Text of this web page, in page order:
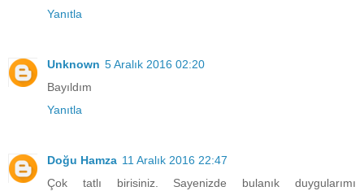
Yanıtla
Unknown 5 Aralık 2016 02:20
Bayıldım
Yanıtla
Doğu Hamza 11 Aralık 2016 22:47
Çok tatlı birisiniz. Sayenizde bulanık duygularımı